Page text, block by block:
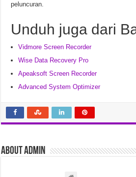
peluncuran.
Unduh juga dari
Vidmore Screen Recorder
Wise Data Recovery Pro
Apeaksoft Screen Recorder
Advanced System Optimizer
About admin